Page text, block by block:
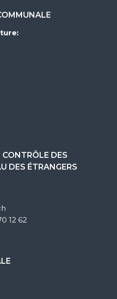
DES ÉTRANGERS
12 62